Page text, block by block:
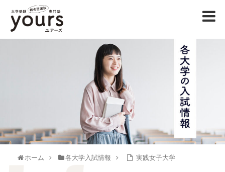
ホーム 各大学入試情報 実践女子大学